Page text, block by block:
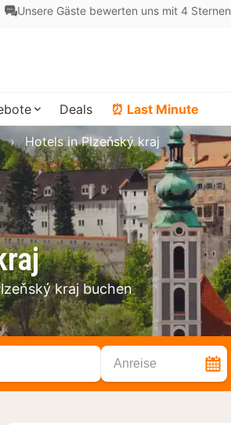
Unsere Gäste bewerten uns mit 4 Sternen
Deals ⏰ Last Minute
kraj buchen
Hotels in Plzeňský kraj
Anreise